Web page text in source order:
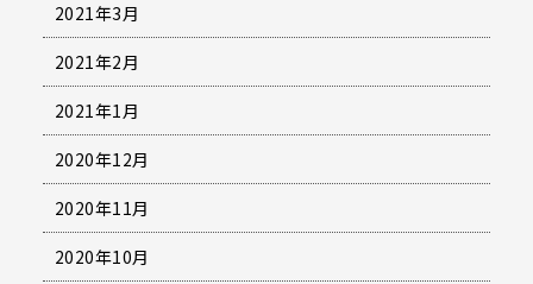
2021年3月
2021年2月
2021年1月
2020年12月
2020年11月
2020年10月